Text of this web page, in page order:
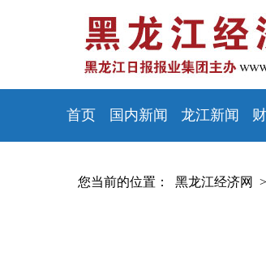
首页 国内新闻 龙江新闻
您当前的位置： 黑龙江经济网 >